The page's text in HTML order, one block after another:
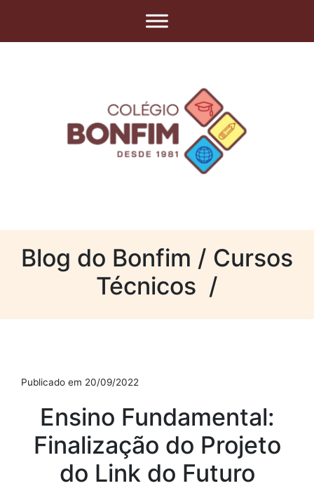
Blog do Bonfim / Cursos
Técnicos /
Publicado em 20/09/2022
Ensino Fundamental:
Finalização do Projeto
do Link do Futuro